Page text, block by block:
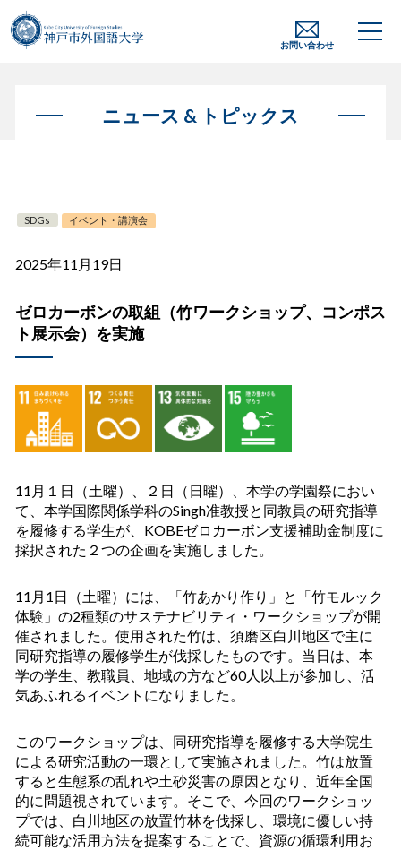
お問い合わせ
ニュース & トピックス
SDGs イベント・講演会
2025年11月19日
ゼロカーボンの取組（竹ワークショップ、コンポス
ト展示会）を実施
11月１日（土曜）、２日（日曜）、本学の学園祭におい
て、本学国際関係学科のSingh准教授と同教員の研究指導
を履修する学生が、KOBEゼロカーボン支援補助金制度に
採択された２つの企画を実施しました。
11月1日（土曜）には、「竹あかり作り」と「竹モルック
体験」の2種類のサステナビリティ・ワークショップが開
催されました。使用された竹は、須磨区白川地区で主に
同研究指導の履修学生が伐採したものです。当日は、本
学の学生、教職員、地域の方など60人以上が参加し、活
気あふれるイベントになりました。
このワークショップは、同研究指導を履修する大学院生
による研究活動の一環として実施されました。竹は放置
すると生態系の乱れや土砂災害の原因となり、近年全国
的に問題視されています。そこで、今回のワークショッ
プでは、白川地区の放置竹林を伐採し、環境に優しい持
続可能な活用方法を提案することで、資源の循環利用お